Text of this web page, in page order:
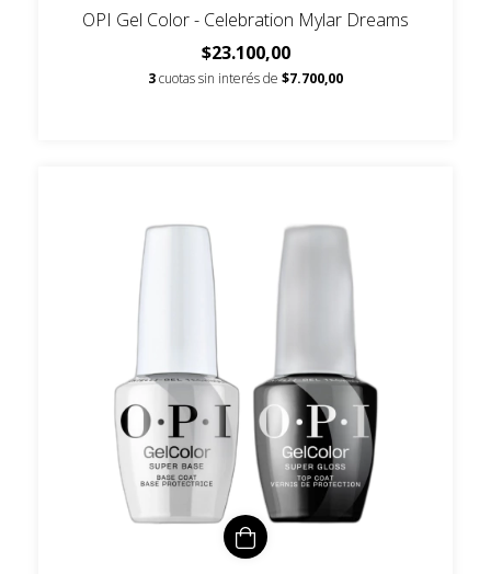
OPI Gel Color - Celebration Mylar Dreams
$23.100,00
3cuotas sin interés de $7.700,00